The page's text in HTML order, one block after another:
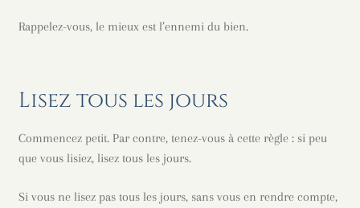
Rappelez-vous, le mieux est l’ennemi du bien.
Lisez tous les jours
Commencez petit. Par contre, tenez-vous à cette règle : si peu
que vous lisiez, lisez tous les jours.
Si vous ne lisez pas tous les jours, sans vous en rendre compte,